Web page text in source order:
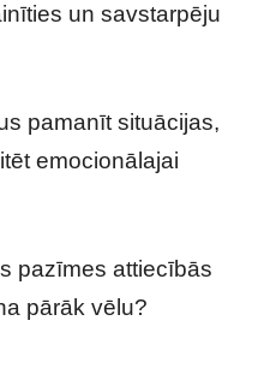
un savstarpēju
pamanīt situācijas,
emocionālajai
pazīmes attiecībās
pārāk vēlu?